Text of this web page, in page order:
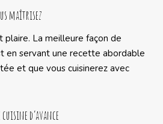
maîtrisez
plaire. La meilleure façon de
en servant une recette abordable
et que vous cuisinerez avec
d’avance